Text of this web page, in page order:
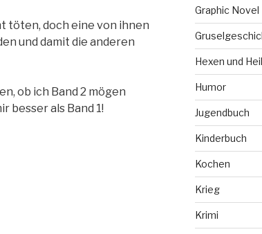
töten, doch eine von ihnen
und damit die anderen
ob ich Band 2 mögen
besser als Band 1!
Graphic Novel
Hexen und
Humor
Jugendbuch
Kinderbuch
Kochen
Krieg
Krimi